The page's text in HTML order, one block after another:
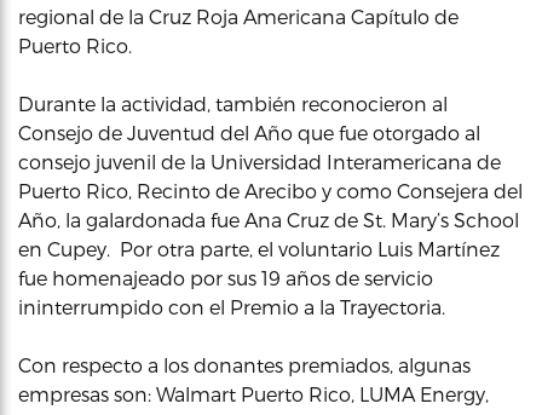
regional de la Cruz Roja Americana Capítulo de
Puerto Rico.
Durante la actividad, también reconocieron al
Consejo de Juventud del Año que fue otorgado al
consejo juvenil de la Universidad Interamericana de
Puerto Rico, Recinto de Arecibo y como Consejera del
Año, la galardonada fue Ana Cruz de St. Mary’s School
en Cupey. Por otra parte, el voluntario Luis Martínez
fue homenajeado por sus 19 años de servicio
ininterrumpido con el Premio a la Trayectoria.
Con respecto a los donantes premiados, algunas
empresas son: Walmart Puerto Rico, LUMA Energy,